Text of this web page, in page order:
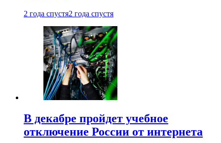
2 года спустя2 года спустя
В декабре пройдет учебное
отключение России от интернета